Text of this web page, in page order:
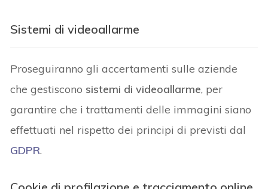
Sistemi di videoallarme
Proseguiranno gli accertamenti sulle aziende
che gestiscono sistemi di videoallarme, per
garantire che i trattamenti delle immagini siano
effettuati nel rispetto dei principi di previsti dal
GDPR.